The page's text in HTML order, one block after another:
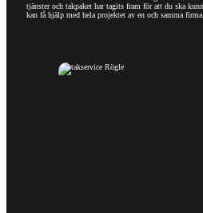
tjänster och takpaket har tagits fram för att du ska
kan få hjälp med hela projektet av en och samma firma.